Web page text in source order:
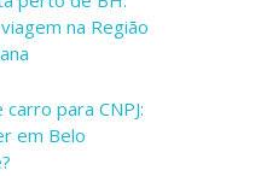
na Região
carro para CNPJ:
em Belo